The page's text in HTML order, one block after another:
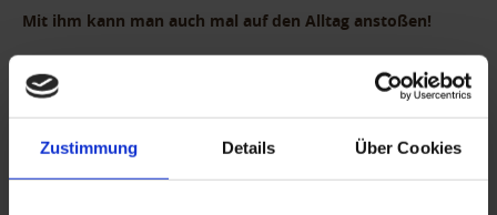
Zustimmung Details Über Cookies
Mit ihm kann man auch mal auf den Alltag anstoßen!